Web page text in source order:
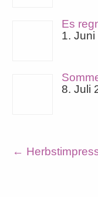
Es
1. Juni
8. Juli
←